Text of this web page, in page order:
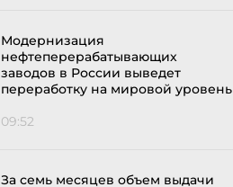
Модернизация
нефтеперерабатывающих
заводов в России выведет
переработку на мировой уровень
09:52
За семь месяцев объем выдачи